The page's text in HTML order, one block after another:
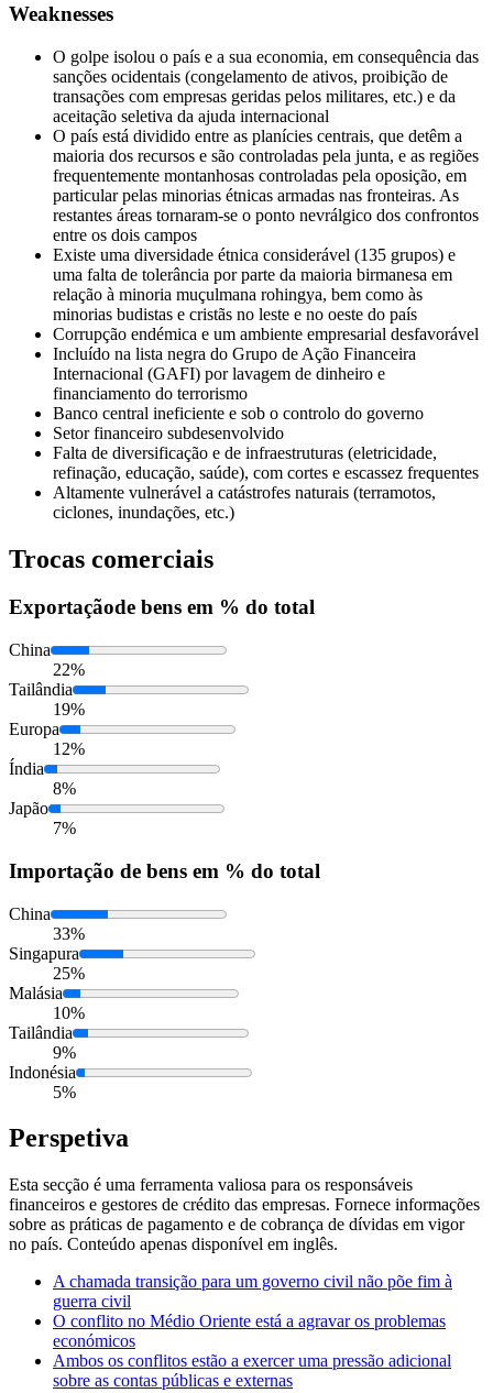
Weaknesses
O golpe isolou o país e a sua economia, em consequência das
sanções ocidentais (congelamento de ativos, proibição de
transações com empresas geridas pelos militares, etc.) e da
aceitação seletiva da ajuda internacional
O país está dividido entre as planícies centrais, que detêm a
maioria dos recursos e são controladas pela junta, e as regiões
frequentemente montanhosas controladas pela oposição, em
particular pelas minorias étnicas armadas nas fronteiras. As
restantes áreas tornaram-se o ponto nevrálgico dos confrontos
entre os dois campos
Existe uma diversidade étnica considerável (135 grupos) e
uma falta de tolerância por parte da maioria birmanesa em
relação à minoria muçulmana rohingya, bem como às
minorias budistas e cristãs no leste e no oeste do país
Corrupção endémica e um ambiente empresarial desfavorável
Incluído na lista negra do Grupo de Ação Financeira
Internacional (GAFI) por lavagem de dinheiro e
financiamento do terrorismo
Banco central ineficiente e sob o controlo do governo
Setor financeiro subdesenvolvido
Falta de diversificação e de infraestruturas (eletricidade,
refinação, educação, saúde), com cortes e escassez frequentes
Altamente vulnerável a catástrofes naturais (terramotos,
ciclones, inundações, etc.)
Trocas comerciais
Exportaçãode bens em % do total
China
22%
Tailândia
19%
Europa
12%
Índia
8%
Japão
7%
Importação de bens em % do total
China
33%
Singapura
25%
Malásia
10%
Tailândia
9%
Indonésia
5%
Perspetiva
Esta secção é uma ferramenta valiosa para os responsáveis
financeiros e gestores de crédito das empresas. Fornece informações
sobre as práticas de pagamento e de cobrança de dívidas em vigor
no país. Conteúdo apenas disponível em inglês.
A chamada transição para um governo civil não põe fim à
guerra civil
O conflito no Médio Oriente está a agravar os problemas
económicos
Ambos os conflitos estão a exercer uma pressão adicional
sobre as contas públicas e externas